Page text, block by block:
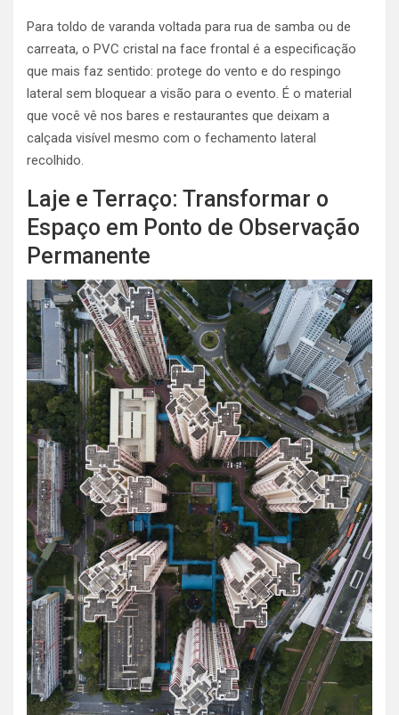
Para toldo de varanda voltada para rua de samba ou de
carreata, o PVC cristal na face frontal é a especificação
que mais faz sentido: protege do vento e do respingo
lateral sem bloquear a visão para o evento. É o material
que você vê nos bares e restaurantes que deixam a
calçada visível mesmo com o fechamento lateral
recolhido.
Laje e Terraço: Transformar o
Espaço em Ponto de Observação
Permanente